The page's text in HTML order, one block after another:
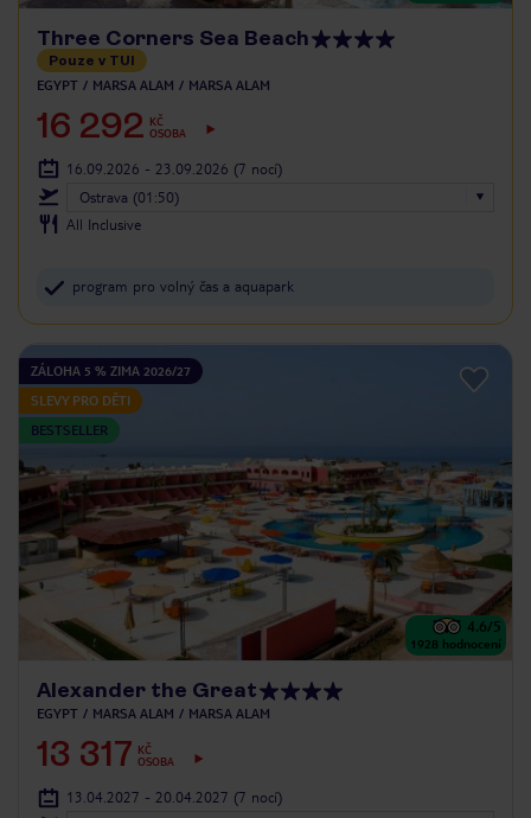
Three Corners Sea Beach
Pouze v TUI
EGYPT MARSA ALAM MARSA ALAM
16 292 KČ
OSOBA
16.09.2026 - 23.09.2026 (7 nocí)
Ostrava (01:50)
All Inclusive
program pro volný čas a aquapark
ZÁLOHA 5 % ZIMA 2026/27
SLEVY PRO DĚTI
BESTSELLER
4.6/5
1928 hodnocení
Alexander the Great
EGYPT MARSA ALAM MARSA ALAM
13 317 KČ
OSOBA
13.04.2027 - 20.04.2027 (7 nocí)